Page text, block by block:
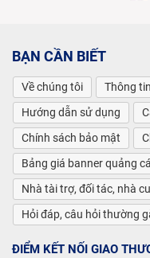
BẠN CẦN BIẾT
Về chúng tôi Thông
Hướng dẫn sử dụng
Chính sách bảo mật
Bảng giá banner quảng
Nhà tài trợ, đối tác, nhà
Hỏi đáp, câu hỏi thường
ĐIỂM KẾT NỐI GIAO